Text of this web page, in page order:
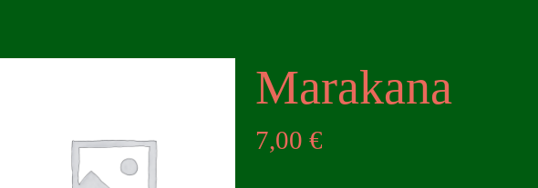
Marakana
7,00€